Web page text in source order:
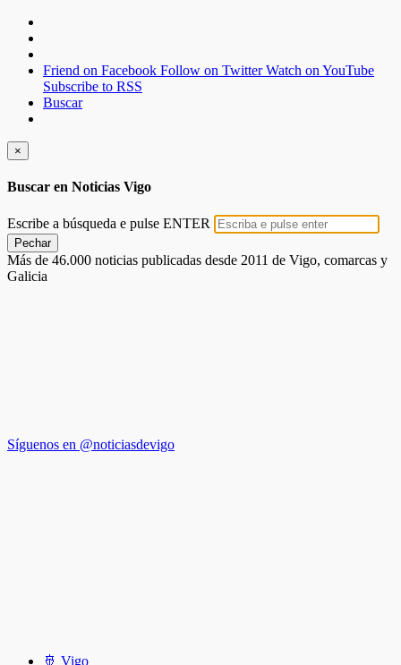
Friend on Facebook Follow on Twitter Watch on YouTube
Subscribe to RSS
Buscar
×
Buscar en Noticias Vigo
Escribe a búsqueda e pulse ENTER
Pechar
Más de 46.000 noticias publicadas desde 2011 de Vigo, comarcas y
Galicia
Síguenos en @noticiasdevigo
🚢 Vigo